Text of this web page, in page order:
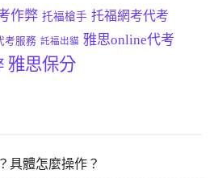
作弊 托福槍手 托福網考代考
考服務 託福出貓 雅思online代考
雅思保分
具體怎麼操作？